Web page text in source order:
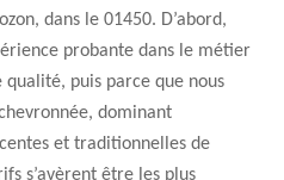
dans le 01450. D’abord,
probante dans le métier
puis parce que nous
dominant
et traditionnelles de
s’avèrent être les plus